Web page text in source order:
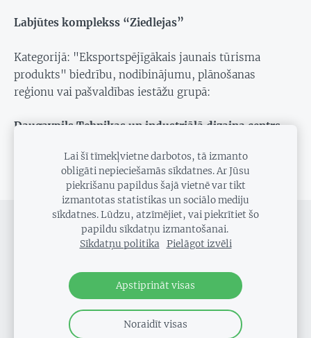
Labjūtes komplekss “Ziedlejas”
Kategorijā: "Eksportspējīgākais jaunais tūrisma
produkts" biedrību, nodibinājumu, plānošanas
reģionu vai pašvaldības iestāžu grupā:
Daugavpils Tehnikas un industriālā dizaina centrs
arsenāls”
SĪKDATNES
Copyright 2025 EIB LIAA
Lai šī tīmekļvietne darbotos, tā izmanto
obligāti nepieciešamās sīkdatnes. Ar Jūsu
piekrišanu papildus šajā vietnē var tikt
izmantotas statistikas un sociālo mediju
sīkdatnes. Lūdzu, atzīmējiet, vai piekrītiet šo
papildu sīkdatņu izmantošanai.
Sīkdatņu politika
Pielāgot izvēli
Apstiprināt visas
Noraidīt visas